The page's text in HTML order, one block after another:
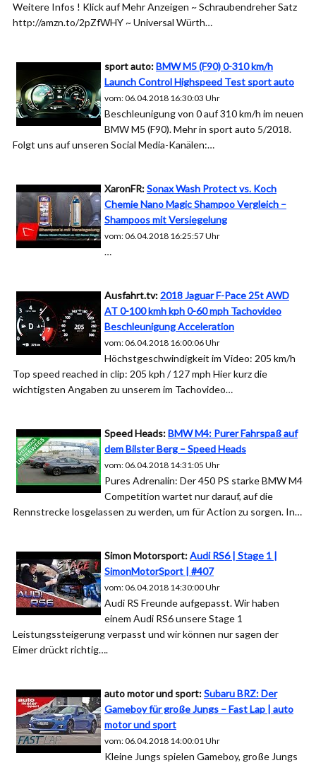
Weitere Infos ! Klick auf Mehr Anzeigen ~ Schraubendreher Satz
http://amzn.to/2pZfWHY ~ Universal Würth…
sport auto:BMW M5 (F90) 0-310 km/h
Launch Control Highspeed Test sport auto
vom: 06.04.2018 16:30:03 Uhr
Beschleunigung von 0 auf 310 km/h im neuen
BMW M5 (F90). Mehr in sport auto 5/2018.
Folgt uns auf unseren Social Media-Kanälen:…
XaronFR:Sonax Wash Protect vs. Koch
Chemie Nano Magic Shampoo Vergleich –
Shampoos mit Versiegelung
vom: 06.04.2018 16:25:57 Uhr
…
Ausfahrt.tv:2018 Jaguar F-Pace 25t AWD
AT 0-100 kmh kph 0-60 mph Tachovideo
Beschleunigung Acceleration
vom: 06.04.2018 16:00:06 Uhr
Höchstgeschwindigkeit im Video: 205 km/h
Top speed reached in clip: 205 kph / 127 mph Hier kurz die
wichtigsten Angaben zu unserem im Tachovideo…
Speed Heads:BMW M4: Purer Fahrspaß auf
dem Bilster Berg – Speed Heads
vom: 06.04.2018 14:31:05 Uhr
Pures Adrenalin: Der 450 PS starke BMW M4
Competition wartet nur darauf, auf die
Rennstrecke losgelassen zu werden, um für Action zu sorgen. In…
Simon Motorsport:Audi RS6 | Stage 1 |
SimonMotorSport | #407
vom: 06.04.2018 14:30:00 Uhr
Audi RS Freunde aufgepasst. Wir haben
einem Audi RS6 unsere Stage 1
Leistungssteigerung verpasst und wir können nur sagen der
Eimer drückt richtig….
auto motor und sport:Subaru BRZ: Der
Gameboy für große Jungs – Fast Lap | auto
motor und sport
vom: 06.04.2018 14:00:01 Uhr
Kleine Jungs spielen Gameboy, große Jungs